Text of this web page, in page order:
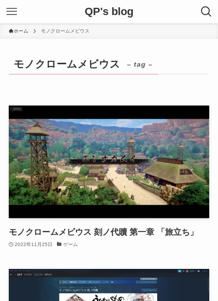
QP's blog
ホーム モノクロームメビウス
モノクロームメビウス – tag –
モノクロームメビウス 刻ノ代贖 第一章 「旅立ち」
2022年11月25日 ゲーム